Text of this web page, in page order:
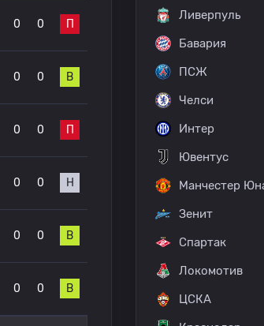
0 0 П
0 0 В
0 0 П
0 0 Н
0 0 В
0 0 В
Ливерпуль
Бавария
ПСЖ
Челси
Интер
Ювентус
Манчестер
Зенит
Спартак
Локомотив
ЦСКА